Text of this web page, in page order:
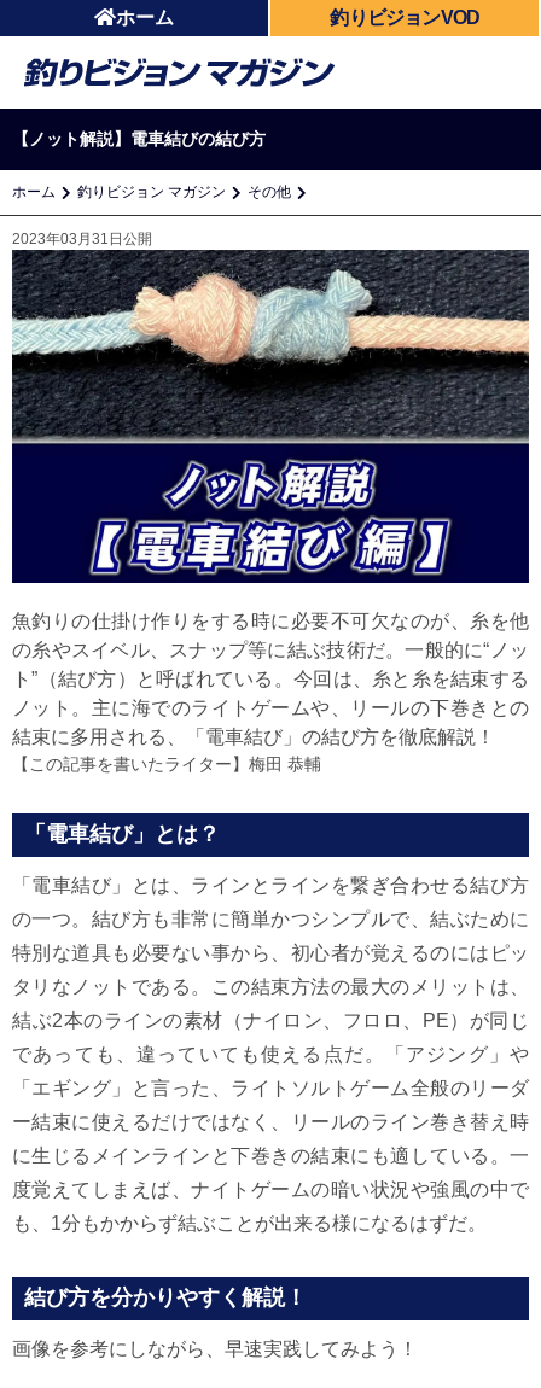
ホーム 釣りビジョンVOD
【ノット解説】電車結びの結び方
ホーム 釣りビジョン マガジン その他
2023年03月31日公開
魚釣りの仕掛け作りをする時に必要不可欠なのが、糸を他
の糸やスイベル、スナップ等に結ぶ技術だ。一般的に“ノッ
ト”（結び方）と呼ばれている。今回は、糸と糸を結束する
ノット。主に海でのライトゲームや、リールの下巻きとの
結束に多用される、「電車結び」の結び方を徹底解説！
【この記事を書いたライター】 梅田 恭輔
「電車結び」とは？
「電車結び」とは、ラインとラインを繋ぎ合わせる結び方
の一つ。結び方も非常に簡単かつシンプルで、結ぶために
特別な道具も必要ない事から、初心者が覚えるのにはピッ
タリなノットである。この結束方法の最大のメリットは、
結ぶ2本のラインの素材（ナイロン、フロロ、PE）が同じ
であっても、違っていても使える点だ。「アジング」や
「エギング」と言った、ライトソルトゲーム全般のリーダ
ー結束に使えるだけではなく、リールのライン巻き替え時
に生じるメインラインと下巻きの結束にも適している。一
度覚えてしまえば、ナイトゲームの暗い状況や強風の中で
も、1分もかからず結ぶことが出来る様になるはずだ。
結び方を分かりやすく解説！
画像を参考にしながら、早速実践してみよう！